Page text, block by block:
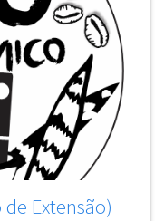
de Extensão)